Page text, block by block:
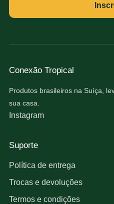
Conexão Tropical
Produtos brasileiros na Suíça,
sua casa.
Instagram
Suporte
Política de entrega
Trocas e devoluções
Termos e condições